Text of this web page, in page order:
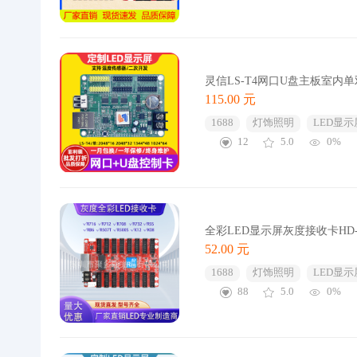
灵信LS-T4网口U盘主板室内
115.00 元
1688 灯饰照明
LED显示
12
5.0 0%
全彩LED显示屏灰度接收卡
52.00 元
1688 灯饰照明
LED显示
88
5.0 0%